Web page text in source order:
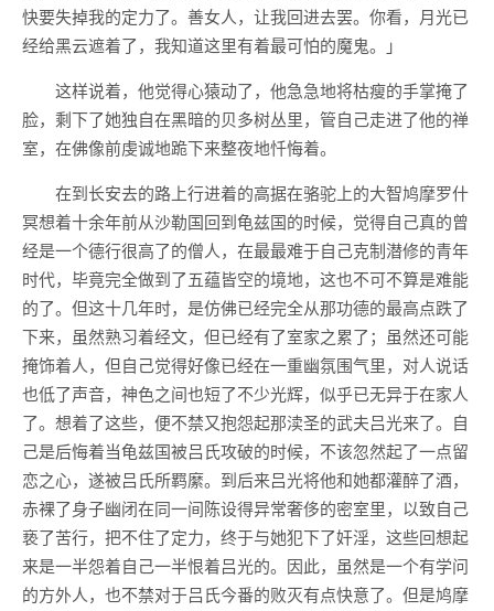
快要失掉我的定力了。善女人，让我回进去罢。你看，月光已
经给黑云遮着了，我知道这里有着最可怕的魔鬼。」
这样说着，他觉得心猿动了，他急急地将枯瘦的手掌掩了
脸，剩下了她独自在黑暗的贝多树丛里，管自己走进了他的禅
室，在佛像前虔诚地跪下来整夜地忏悔着。
在到长安去的路上行进着的高据在骆驼上的大智鸠摩罗什
冥想着十余年前从沙勒国回到龟兹国的时候，觉得自己真的曾
经是一个德行很高了的僧人，在最最难于自己克制潜修的青年
时代，毕竟完全做到了五蕴皆空的境地，这也不可不算是难能
的了。但这十几年时，是仿佛已经完全从那功德的最高点跌了
下来，虽然熟习着经文，但已经有了室家之累了；虽然还可能
掩饰着人，但自己觉得好像已经在一重幽氛围气里，对人说话
也低了声音，神色之间也短了不少光辉，似乎已无异于在家人
了。想着了这些，便不禁又抱怨起那渎圣的武夫吕光来了。自
己是后悔着当龟兹国被吕氏攻破的时候，不该忽然起了一点留
恋之心，遂被吕氏所羁縻。到后来吕光将他和她都灌醉了酒，
赤裸了身子幽闭在同一间陈设得异常奢侈的密室里，以致自己
亵了苦行，把不住了定力，终于与她犯下了奸淫，这些回想起
来是一半怨着自己一半恨着吕光的。因此，虽然是一个有学问
的方外人，也不禁对于吕氏今番的败灭有点快意了。但是鸠摩